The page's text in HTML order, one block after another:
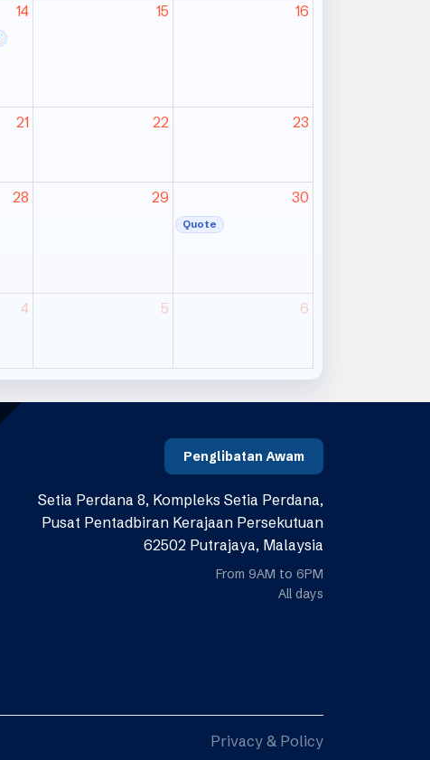
14 15 16
21 22 23
28 29 30
Quote
4 5 6
Penglibatan Awam
Setia Perdana 8, Kompleks Setia Perdana,
Pusat Pentadbiran Kerajaan Persekutuan
62502 Putrajaya, Malaysia
From 9AM to 6PM
All days
Privacy & Policy